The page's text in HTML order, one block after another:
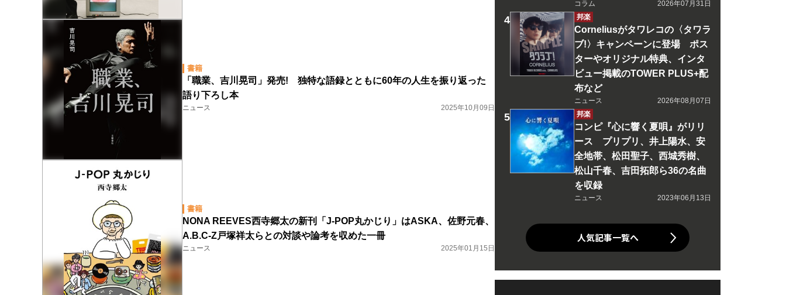
書籍
「職業、吉川晃司」発売! 独特な語録とともに60年の人生を振り返った
語り下ろし本
ニュース 2025年10月09日
書籍
NONA REEVES西寺郷太の新刊「J-POP丸かじり」はASKA、佐野元春、
A.B.C-Z戸塚祥太らとの対談や論考を収めた一冊
ニュース 2025年01月15日
コラム
2026年07月31日
邦楽
Corneliusがタワレコの〈タワラ
ブ!〉キャンペーンに登場 ポス
ターやオリジナル特典、インタ
ビュー掲載のTOWER PLUS+配
布など
ニュース
2026年08月07日
邦楽
コンピ『心に響く夏唄』がリリ
ース プリプリ、井上陽水、安
全地帯、松田聖子、西城秀樹、
松山千春、吉田拓郎ら36の名曲
を収録
ニュース 2023年06月13日
人気記事一覧へ